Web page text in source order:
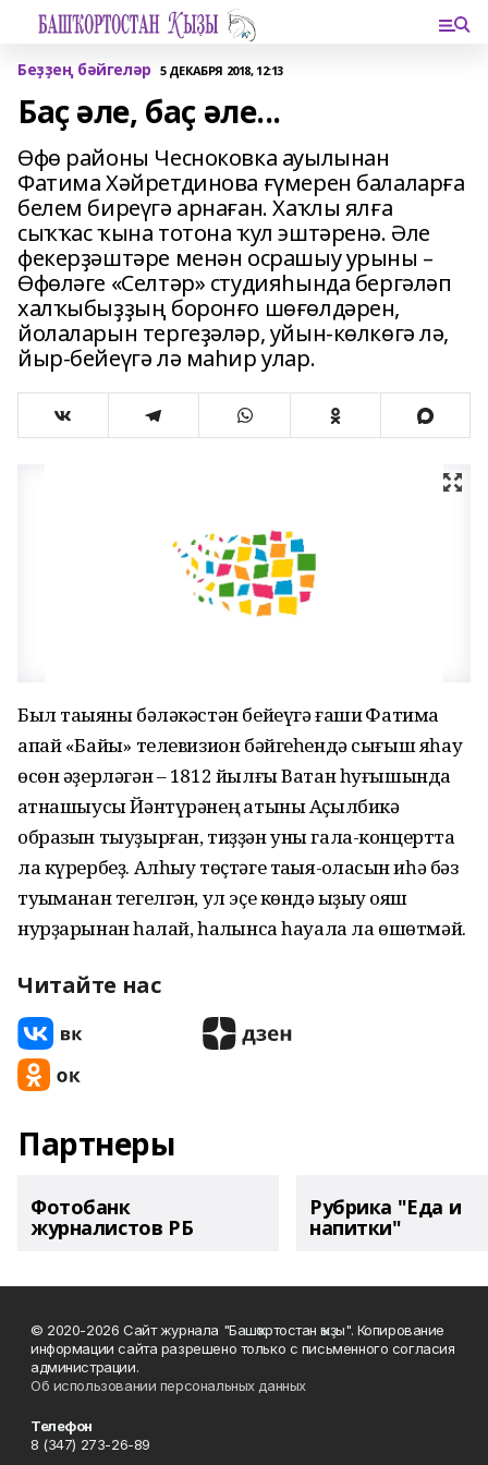
Беҙҙең бәйгеләр 5 ДЕКАБРЯ 2018, 12:13
Баҫ әле, баҫ әле...
Өфө районы Чесноковка ауылынан
Фатима Хәйретдинова ғүмерен балаларға
белем биреүгә арнаған. Хаҡлы ялға
сыҡҡас ҡына тотона ҡул эштәренә. Әле
фекерҙәштәре менән осрашыу урыны –
Өфөләге «Селтәр» студияһында бергәләп
халҡыбыҙҙың боронғо шөғөлдәрен,
йолаларын тергеҙәләр, уйын-көлкөгә лә,
йыр-бейеүгә лә маһир улар.
Был таҡыяны бәләкәстән бейеүгә ғашиҡ Фатима
апай «Байыҡ» телевизион бәйгеһендә сығыш яһау
өсөн әҙерләгән – 1812 йылғы Ватан һуғышында
ҡатнашыусы Йәнтүрәнең ҡатыны Аҫылбикә
образын тыуҙырған, тиҙҙән уны гала-концертта
ла күрербеҙ. Алһыу төҫтәге таҡыя-ҡолаҡсын иһә бәз
туҡыманан тегелгән, ул эҫе көндә ҡыҙыу ҡояш
нурҙарынан һаҡлай, һалҡынса һауала ла өшөтмәй.
Читайте нас
Партнеры
Фотобанк
журналистов РБ
Рубрика "Еда и
напитки"
© 2020-2026 Сайт журнала "Башҡортостан ҡыҙы". Копирование
информации сайта разрешено только с письменного согласия
администрации.
Об использовании персональных данных
Телефон
8 (347) 273-26-89